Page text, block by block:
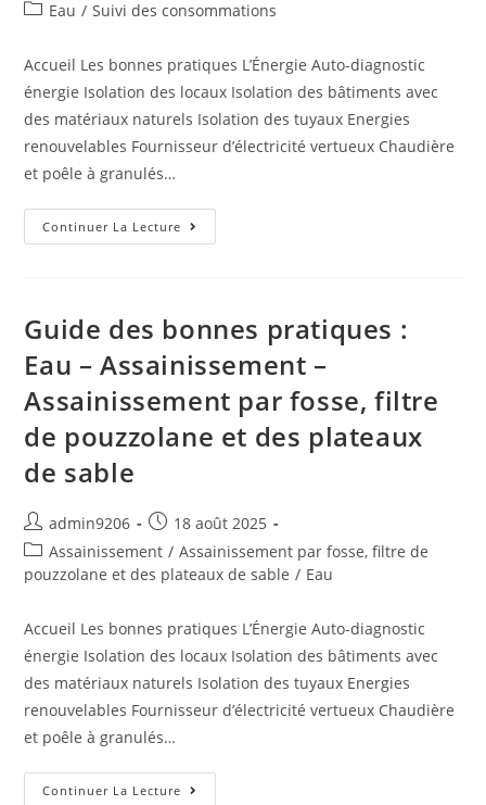
Eau / Suivi des consommations
Accueil Les bonnes pratiques L’Énergie Auto-diagnostic
énergie Isolation des locaux Isolation des bâtiments avec
des matériaux naturels Isolation des tuyaux Energies
renouvelables Fournisseur d’électricité vertueux Chaudière
et poêle à granulés…
Continuer La Lecture
Guide des bonnes pratiques :
Eau – Assainissement –
Assainissement par fosse, filtre
de pouzzolane et des plateaux
de sable
admin9206
18 août 2025
Assainissement / Assainissement par fosse, filtre de
pouzzolane et des plateaux de sable / Eau
Accueil Les bonnes pratiques L’Énergie Auto-diagnostic
énergie Isolation des locaux Isolation des bâtiments avec
des matériaux naturels Isolation des tuyaux Energies
renouvelables Fournisseur d’électricité vertueux Chaudière
et poêle à granulés…
Continuer La Lecture